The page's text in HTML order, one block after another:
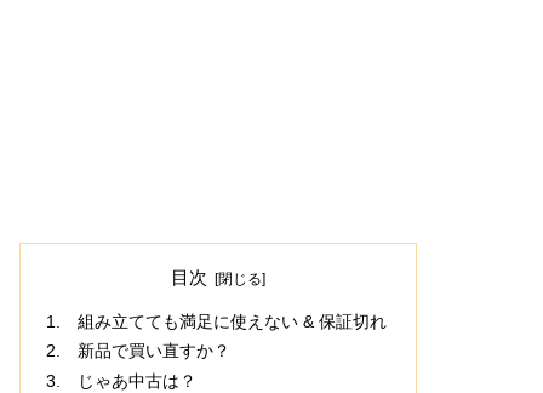
目次
組み立てても満足に使えない & 保証切れ
新品で買い直すか？
じゃあ中古は？